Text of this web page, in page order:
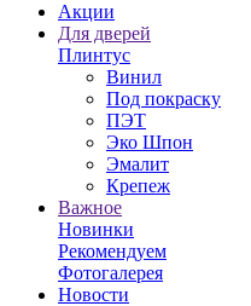
Акции
Для дверей
Плинтус
Винил
Под покраску
ПЭТ
Эко Шпон
Эмалит
Крепеж
Важное
Новинки
Рекомендуем
Фотогалерея
Новости